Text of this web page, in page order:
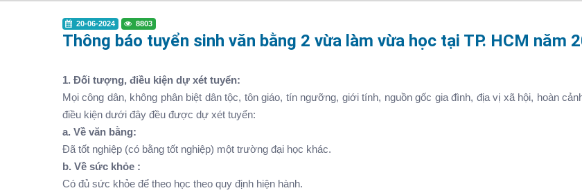
20-06-2024 8803
Thông báo tuyển sinh văn bằng 2 vừa làm vừa học tại TP. HCM năm
1. Đối tượng, điều kiện dự xét tuyển:
Mọi công dân, không phân biệt dân tộc, tôn giáo, tín ngưỡng, giới tính, nguồn gốc gia đình, địa vị xã hội, hoàn
điều kiện dưới đây đều được dự xét tuyển:
a. Về văn bằng:
Đã tốt nghiệp (có bằng tốt nghiệp) một trường đại học khác.
b. Về sức khỏe :
Có đủ sức khỏe để theo học theo quy định hiện hành.